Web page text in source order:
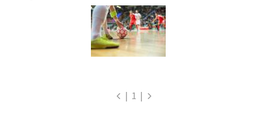
| 1 |